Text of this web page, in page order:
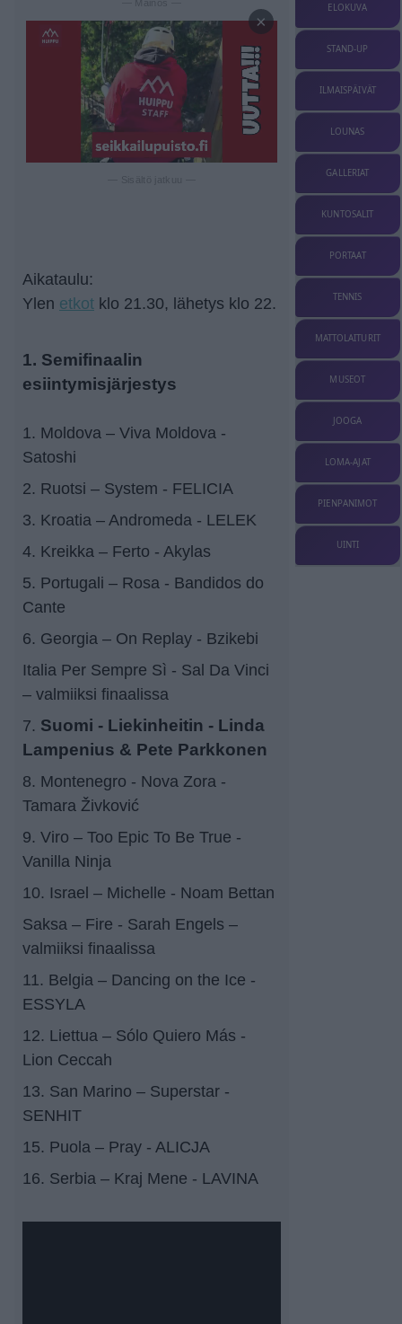
×
Aikataulu:
Ylen etkot klo 21.30, lähetys klo 22.
1. Semifinaalin
esiintymisjärjestys
1. Moldova – Viva Moldova -
Satoshi
2. Ruotsi – System - FELICIA
3. Kroatia – Andromeda - LELEK
4. Kreikka – Ferto - Akylas
5. Portugali – Rosa - Bandidos do
Cante
6. Georgia – On Replay - Bzikebi
Italia Per Sempre Sì - Sal Da Vinci
– valmiiksi finaalissa
7. Suomi - Liekinheitin - Linda
Lampenius & Pete Parkkonen
8. Montenegro - Nova Zora -
Tamara Živković
9. Viro – Too Epic To Be True -
Vanilla Ninja
10. Israel – Michelle - Noam Bettan
Saksa – Fire - Sarah Engels –
valmiiksi finaalissa
11. Belgia – Dancing on the Ice -
ESSYLA
12. Liettua – Sólo Quiero Más -
Lion Ceccah
13. San Marino – Superstar -
SENHIT
15. Puola – Pray - ALICJA
16. Serbia – Kraj Mene - LAVINA
ELOKUVA
STAND-UP
ILMAISPÄIVÄT
LOUNAS
GALLERIAT
KUNTOSALIT
PORTAAT
TENNIS
MATTOLAITURIT
MUSEOT
JOOGA
LOMA-AJAT
PIENPANIMOT
UINTI